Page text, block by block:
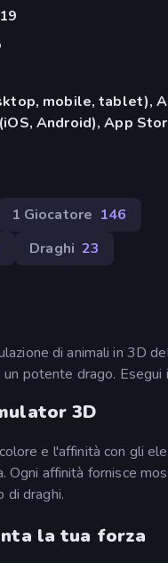
mobile, tablet),
Android), App
1 Giocatore 146
Draghi 23
di animali in 3D
potente drago.
3D
e l'affinità con gli
Ogni affinità fornisce
di draghi.
la tua forza